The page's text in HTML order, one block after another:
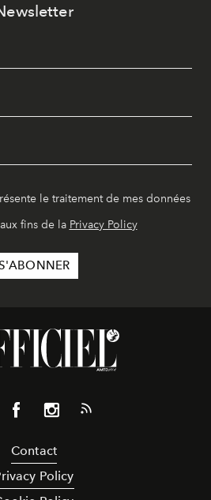
le traitement de mes données
fins de la Privacy Policy
Contact
Policy